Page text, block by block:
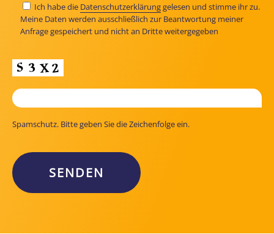
Ich habe die Datenschutzerklärunggelesen und stimme ihr zu.
Meine Daten werden ausschließlich zur Beantwortung meiner
Anfrage gespeichert und nicht an Dritte weitergegeben
Spamschutz. Bitte geben Sie die Zeichenfolge ein.